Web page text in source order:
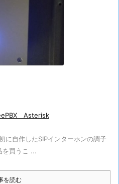
Asterisk
に自作したSIPインターホンの調子
買うこ ...
を読む